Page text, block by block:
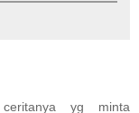
yg minta